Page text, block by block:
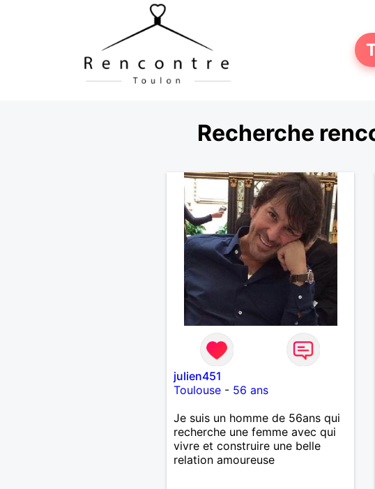
Recherche
julien451
Toulouse- 56 ans
Je suis un homme de 56ans qui
recherche une femme avec qui
vivre et construire une belle
relation amoureuse